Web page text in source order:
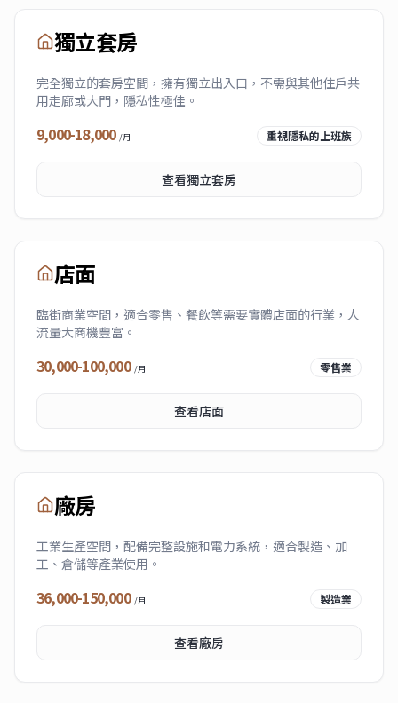
獨立套房
完全獨立的套房空間，擁有獨立出入口，不需與其他住戶共
用走廊或大門，隱私性極佳。
9,000-18,000 /月 重視隱私的上班族
查看獨立套房
店面
臨街商業空間，適合零售、餐飲等需要實體店面的行業，人
流量大商機豐富。
30,000-100,000 /月 零售業
查看店面
廠房
工業生產空間，配備完整設施和電力系統，適合製造、加
工、倉儲等產業使用。
36,000-150,000 /月 製造業
查看廠房